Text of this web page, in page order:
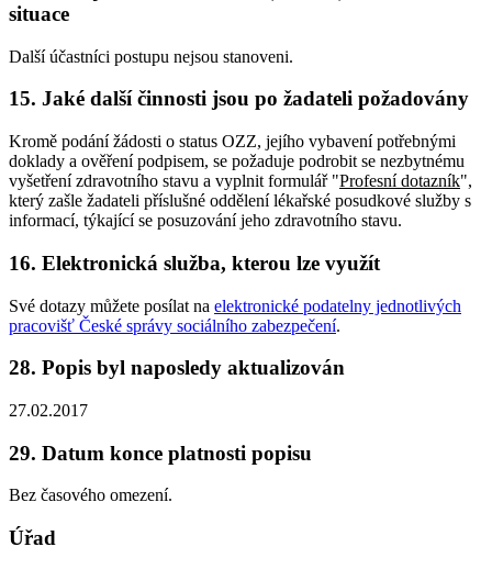
situace
Další účastníci postupu nejsou stanoveni.
15. Jaké další činnosti jsou po žadateli požadovány
Kromě podání žádosti o status OZZ, jejího vybavení potřebnými
doklady a ověření podpisem, se požaduje podrobit se nezbytnému
vyšetření zdravotního stavu a vyplnit formulář "Profesní dotazník",
který zašle žadateli příslušné oddělení lékařské posudkové služby s
informací, týkající se posuzování jeho zdravotního stavu.
16. Elektronická služba, kterou lze využít
Své dotazy můžete posílat na elektronické podatelny jednotlivých
pracovišť České správy sociálního zabezpečení.
28. Popis byl naposledy aktualizován
27.02.2017
29. Datum konce platnosti popisu
Bez časového omezení.
Úřad